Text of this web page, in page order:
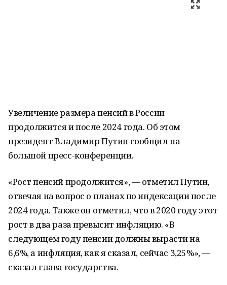
Увеличение размера пенсий в России
продолжится и после 2024 года. Об этом
президент Владимир Путин сообщил на
большой пресс-конференции.
«Рост пенсий продолжится», — отметил Путин,
отвечая на вопрос о планах по индексации после
2024 года. Также он отметил, что в 2020 году этот
рост в два раза превысит инфляцию. «В
следующем году пенсии должны вырасти на
6,6%, а инфляция, как я сказал, сейчас 3,25%», —
сказал глава государства.